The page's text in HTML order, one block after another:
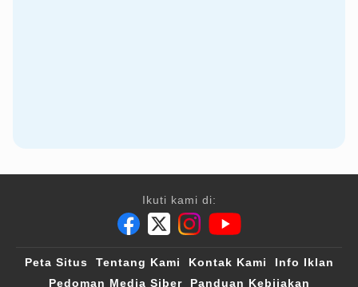
Ikuti kami di:
Peta Situs Tentang Kami Kontak Kami
Info Iklan
Pedoman Media Siber
Panduan Kebijakan